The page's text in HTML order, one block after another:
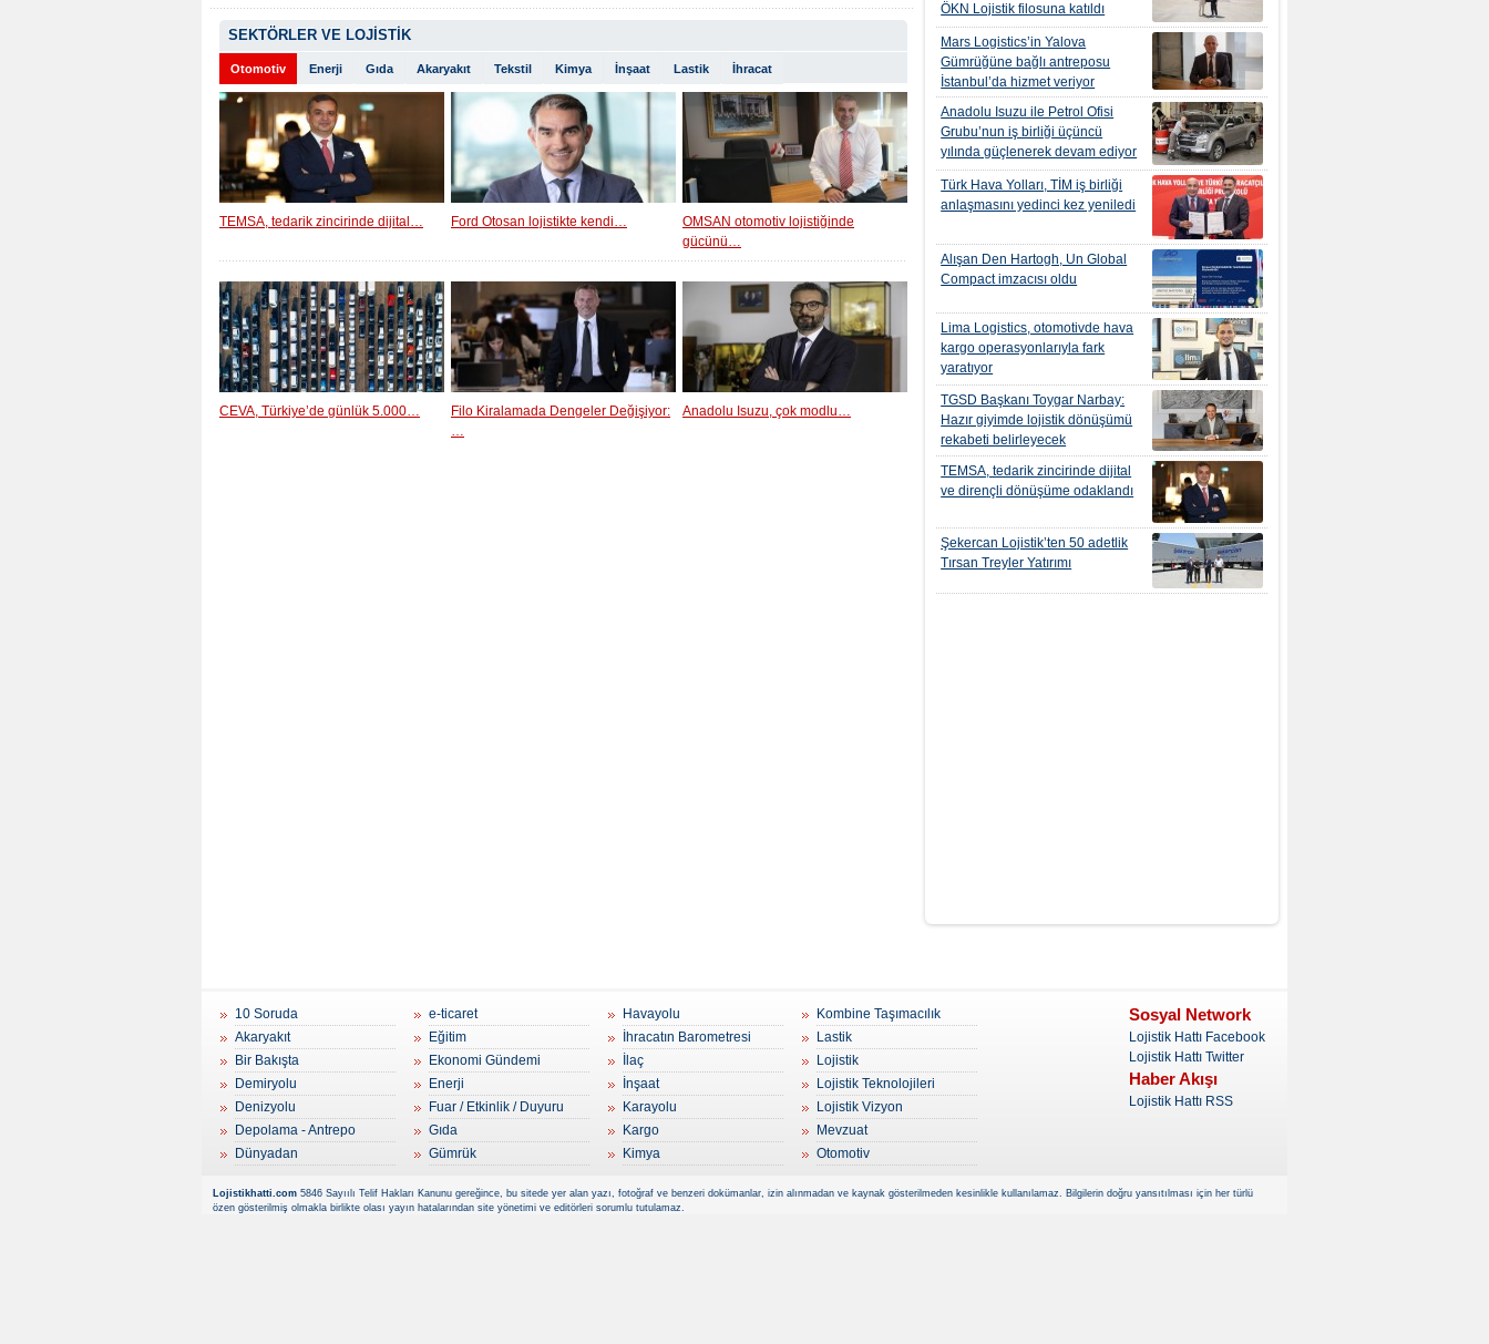
ÖKN Lojistik filosuna katıldı
Mars Logistics’in Yalova
Gümrüğüne bağlı antreposu
İstanbul’da hizmet veriyor
Anadolu Isuzu ile Petrol Ofisi
Grubu’nun iş birliği üçüncü
yılında güçlenerek devam ediyor
Türk Hava Yolları, TİM iş birliği
anlaşmasını yedinci kez yeniledi
Alışan Den Hartogh, Un Global
Compact imzacısı oldu
Lima Logistics, otomotivde hava
kargo operasyonlarıyla fark
yaratıyor
TGSD Başkanı Toygar Narbay:
Hazır giyimde lojistik dönüşümü
rekabeti belirleyecek
TEMSA, tedarik zincirinde dijital
ve dirençli dönüşüme odaklandı
Şekercan Lojistik’ten 50 adetlik
Tırsan Treyler Yatırımı
SEKTÖRLER VE LOJİSTİK
Otomotiv Enerji Gıda Akaryakıt Tekstil Kimya İnşaat Lastik İhracat
TEMSA, tedarik zincirinde dijital… Ford Otosan lojistikte kendi…
OMSAN otomotiv lojistiğinde
gücünü…
CEVA, Türkiye’de günlük 5.000…
Filo Kiralamada Dengeler Değişiyor:
…
Anadolu Isuzu, çok modlu…
10 Soruda
Akaryakıt
Bir Bakışta
Demiryolu
Denizyolu
Depolama - Antrepo
Dünyadan
e-ticaret
Eğitim
Ekonomi Gündemi
Enerji
Fuar / Etkinlik / Duyuru
Gıda
Gümrük
Havayolu
İhracatın Barometresi
İlaç
İnşaat
Karayolu
Kargo
Kimya
Kombine Taşımacılık
Lastik
Lojistik
Lojistik Teknolojileri
Lojistik Vizyon
Mevzuat
Otomotiv
Sosyal Network
Lojistik Hattı Facebook
Lojistik Hattı Twitter
Haber Akışı
Lojistik Hattı RSS
Lojistikhatti.com 5846 Sayıılı Telif Hakları Kanunu gereğince, bu sitede yer alan yazı, fotoğraf ve benzeri dokümanlar, izin alınmadan ve kaynak gösterilmeden kesinlikle kullanılamaz. Bilgilerin doğru yansıtılması için her türlü
özen gösterilmiş olmakla birlikte olası yayın hatalarından site yönetimi ve editörleri sorumlu tutulamaz.